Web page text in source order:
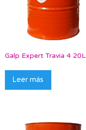
Galp Expert Travia 4 20L
Leer más